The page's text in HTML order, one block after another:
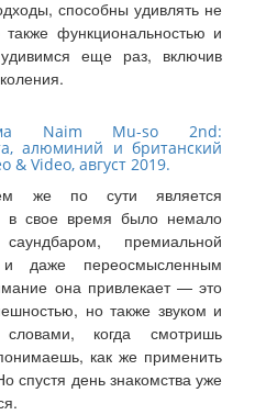
способны удивлять не
функциональностью и
еще раз, включив
Naim Mu-so 2nd:
алюминий и британский
& Video, август 2019.
же по сути является
в свое время было немало
премиальной
и даже переосмысленным
она привлекает — это
но также звуком и
когда смотришь
как же применить
спустя день знакомства уже